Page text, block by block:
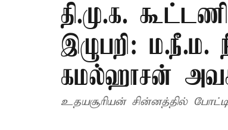
தி.மு.க.
இழுபறி: ம.நீ.ம.
கமல்ஹாசன்
உதயசூரியன் சின்னத்தில்